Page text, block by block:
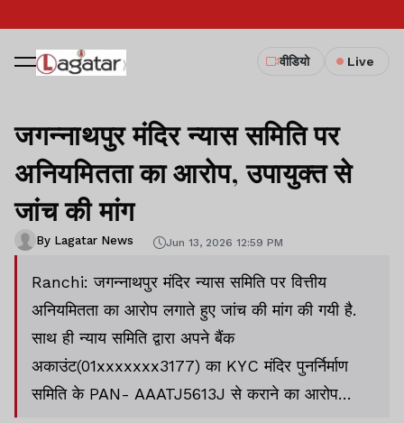
वीडियो Live
जगन्नाथपुर मंदिर न्यास समिति पर
अनियमितता का आरोप, उपायुक्त से
जांच की मांग
By Lagatar News Jun 13, 2026 12:59 PM
Ranchi: जगन्नाथपुर मंदिर न्यास समिति पर वित्तीय
अनियमितता का आरोप लगाते हुए जांच की मांग की गयी है.
साथ ही न्याय समिति द्वारा अपने बैंक
अकाउंट(01xxxxxxx3177) का KYC मंदिर पुनर्निर्माण
समिति के PAN- AAATJ5613J से कराने का आरोप